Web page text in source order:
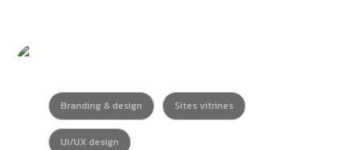
Branding & design Sites vitrines
UI/UX design